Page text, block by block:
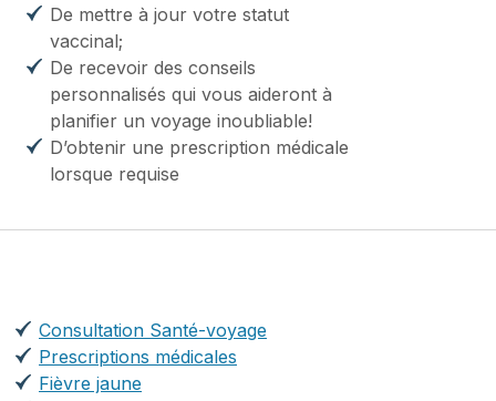
De mettre à jour votre statut
vaccinal;
De recevoir des conseils
personnalisés qui vous aideront à
planifier un voyage inoubliable!
D’obtenir une prescription médicale
lorsque requise
Consultation Santé-voyage
Prescriptions médicales
Fièvre jaune